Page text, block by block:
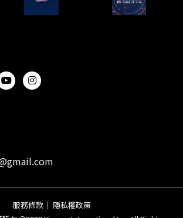
服務條款 ｜ 隱私權政策